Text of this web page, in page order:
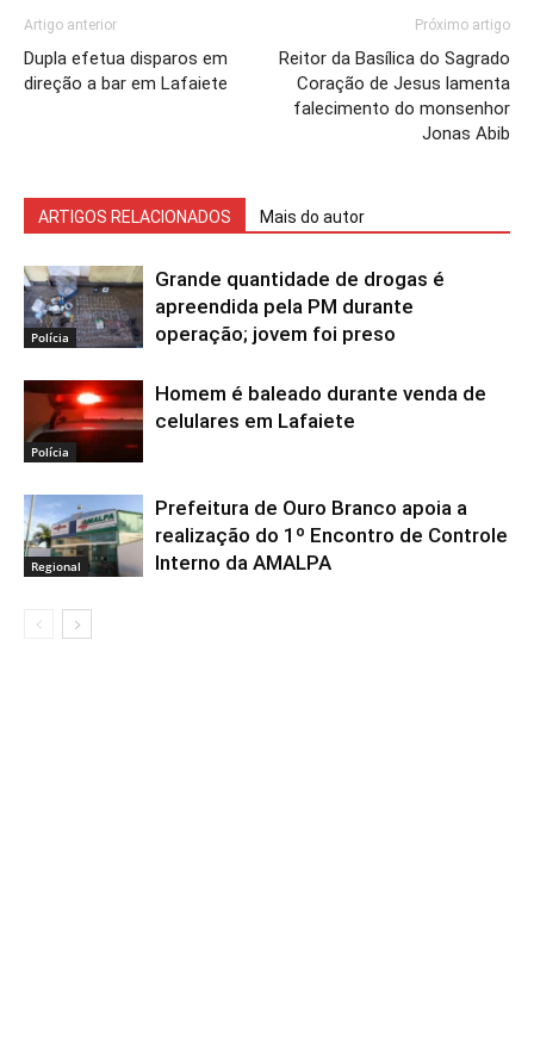
Artigo anterior
Dupla efetua disparos em
direção a bar em Lafaiete
Próximo artigo
Reitor da Basílica do Sagrado
Coração de Jesus lamenta
falecimento do monsenhor
Jonas Abib
ARTIGOS RELACIONADOS Mais do autor
Polícia
Grande quantidade de drogas é
apreendida pela PM durante
operação; jovem foi preso
Polícia
Homem é baleado durante venda de
celulares em Lafaiete
Regional
Prefeitura de Ouro Branco apoia a
realização do 1º Encontro de Controle
Interno da AMALPA